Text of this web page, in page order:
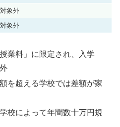
対象外
対象外
業料」に限定され、入学
を超える学校では差額が家
校によって年間数十万円規